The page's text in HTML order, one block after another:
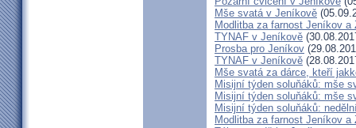
Mše svatá v Jeníkově
Modlitba za farnost Jeníkov a
TYNAF v Jeníkově
Prosba pro Jeníkov
TYNAF v Jeníkově
Mše svatá za dárce, kteří
Misijní týden soluňáků: mše
Misijní týden soluňáků: mše
Misijní týden soluňáků:
Modlitba za farnost Jeníkov a